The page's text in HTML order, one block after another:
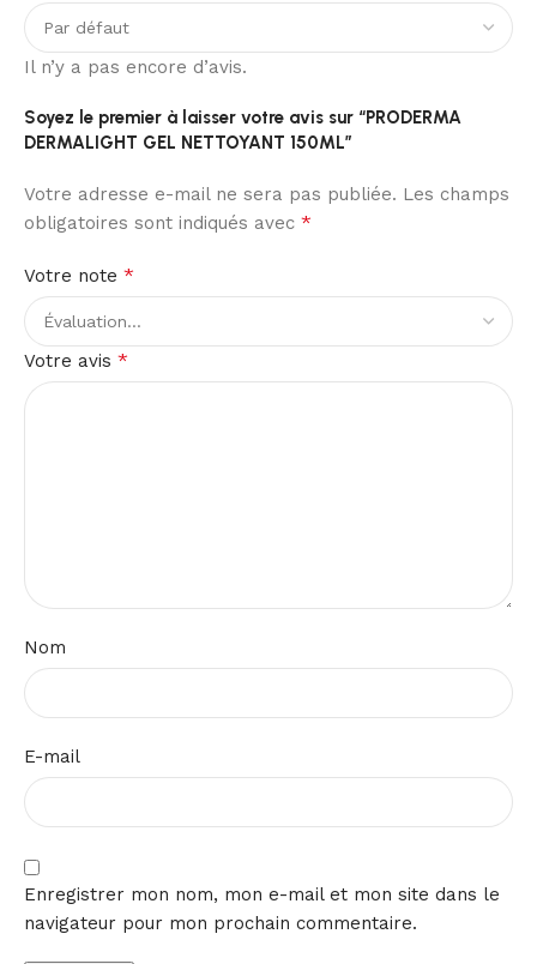
Il n’y a pas encore d’avis.
Soyez le premier à laisser votre avis sur “PRODERMA
DERMALIGHT GEL NETTOYANT 150ML”
Votre adresse e-mail ne sera pas publiée. Les champs
obligatoires sont indiqués avec *
Votre note *
Votre avis *
Nom
E-mail
Enregistrer mon nom, mon e-mail et mon site dans le
navigateur pour mon prochain commentaire.